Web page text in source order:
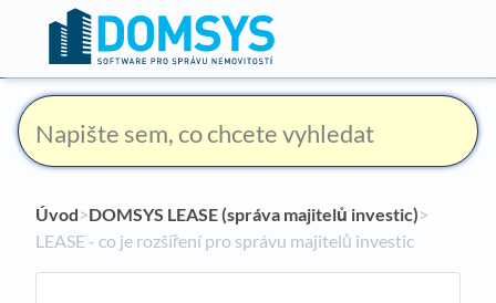
Úvod​>​DOMSYS LEASE (správa majitelů investic)​>​
LEASE - co je rozšíření pro správu majitelů investic